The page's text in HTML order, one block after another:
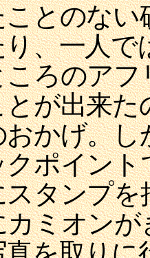
とのない
、一人で
ろのアフ
が出来た
かげ。し
ポイント
タンプを
ミオン